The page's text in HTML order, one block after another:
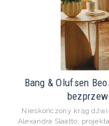
Bang & Olufsen
Nieskończony krąg
Alexandra Slaatto,